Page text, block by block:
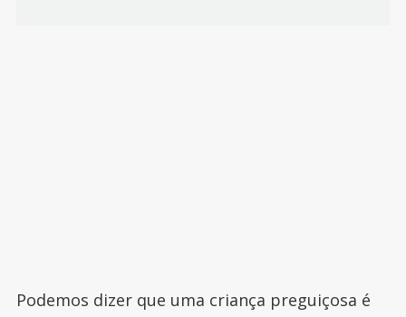
Podemos dizer que uma criança preguiçosa é